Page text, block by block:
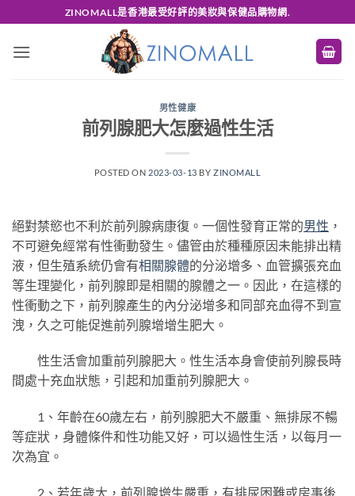
to
content
ZINOMALL是香港最受好評的美妝與保健品購物網.
男性健康
前列腺肥大怎麼過性生活
POSTED ON 2023-03-13 BY ZINOMALL
絕對禁慾也不利於前列腺病康復。一個性發育正常的男性 ，
不可避免經常有性衝動發生。儘管由於種種原因未能排出精
液，但生殖系統仍會有相關腺體的分泌增多、血管擴張充血
等生理變化，前列腺即是相關的腺體之一。因此，在這樣的
性衝動之下，前列腺產生的內分泌增多和同部充血得不到宣
洩，久之可能促進前列腺增增生肥大。
性生活會加重前列腺肥大。性生活本身會使前列腺長時
間處十充血狀態，引起和加重前列腺肥大。
1、年齡在60歲左右，前列腺肥大不嚴重、無排尿不暢
等症狀，身體條件和性功能又好，可以過性生活，以每月一
次為宜。
2、若年歲大，前列腺增生嚴重，有排尿困難或房事後